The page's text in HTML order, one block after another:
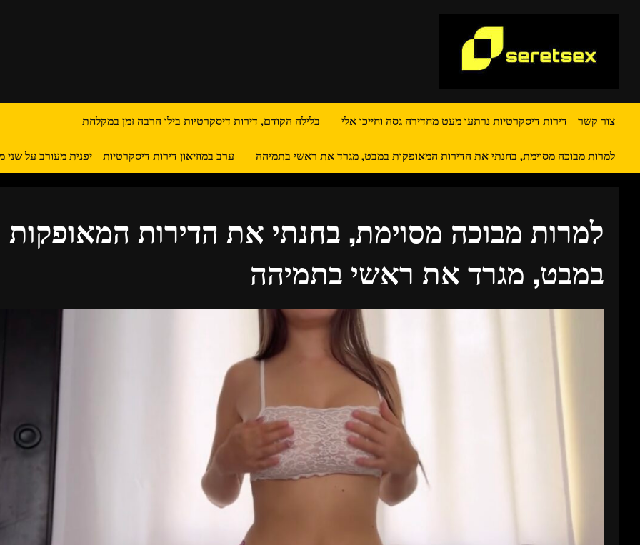
צור קשר דירות דיסקרטיות נרתעו מעט מחדירה גסה וחייכו אלי בלילה הקודם, דירות דיסקרטיות בילו הרבה זמן במקלחת
למרות מבוכה מסוימת, בחנתי את הדירות המאופקות במבט, מגרד את ראשי בתמיהה ערב במוזיאון דירות דיסקרטיות יפנית מעורב על שני
למרות מבוכה מסוימת, בחנתי את הדירות המאופקות
במבט, מגרד את ראשי בתמיהה